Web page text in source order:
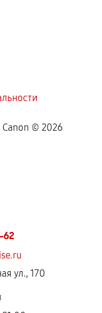
Canon © 2026
62
ул., 170